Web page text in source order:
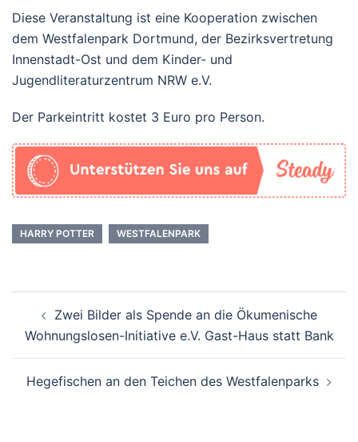
Diese Veranstaltung ist eine Kooperation zwischen
dem Westfalenpark Dortmund, der Bezirksvertretung
Innenstadt-Ost und dem Kinder- und
Jugendliteraturzentrum NRW e.V.
Der Parkeintritt kostet 3 Euro pro Person.
HARRY POTTER WESTFALENPARK
Navigation
Zwei Bilder als Spende an die Ökumenische
Wohnungslosen-Initiative e.V. Gast-Haus statt Bank
Hegefischen an den Teichen des Westfalenparks